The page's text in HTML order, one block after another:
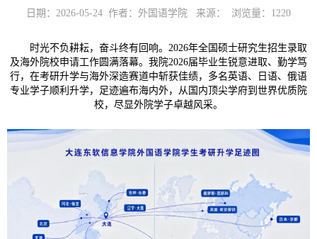
日期：2026-05-24 作者：外国语学院 来源： 浏览量： 1220
时光不负耕耘，奋斗终有回响。2026年全国硕士研究生招生录取
及海外院校申请工作圆满落幕。我院2026届毕业生锐意进取、勤学笃
行，在考研升学与海外深造赛道中斩获佳绩，多名英语、日语、俄语
专业学子顺利升学，足迹遍布海内外，从国内顶尖学府到世界优质院
校，尽显外院学子卓越风采。